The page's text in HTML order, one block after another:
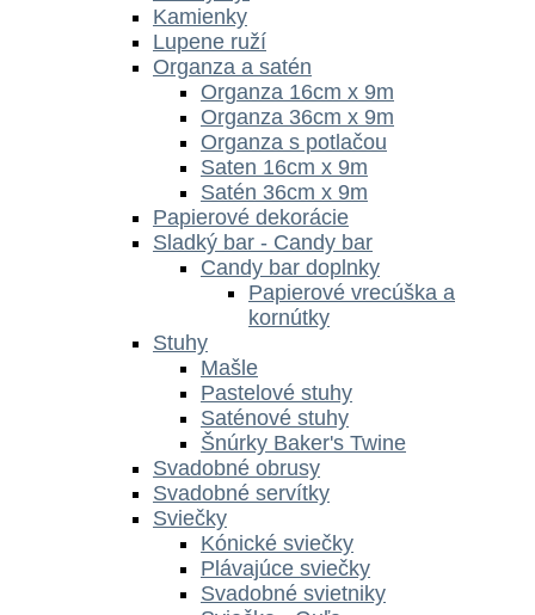
Kamienky
Lupene ruží
Organza a satén
Organza 16cm x 9m
Organza 36cm x 9m
Organza s potlačou
Saten 16cm x 9m
Satén 36cm x 9m
Papierové dekorácie
Sladký bar - Candy bar
Candy bar doplnky
Papierové vrecúška a
kornútky
Stuhy
Mašle
Pastelové stuhy
Saténové stuhy
Šnúrky Baker's Twine
Svadobné obrusy
Svadobné servítky
Sviečky
Kónické sviečky
Plávajúce sviečky
Svadobné svietniky